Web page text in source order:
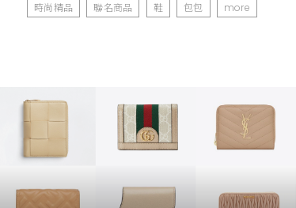
時尚精品 聯名商品 鞋 包包 more